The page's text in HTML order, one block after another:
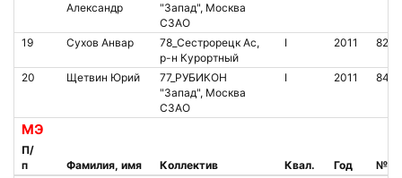
Александр
"Запад", Москва
СЗАО
19 Сухов Анвар
78_Сестрорецк Ас,
р-н Курортный
I 2011
20 Щетвин Юрий
77_РУБИКОН
"Запад", Москва
СЗАО
I 2011
МЭ
П/
п
Фамилия, имя Коллектив Квал. Год
№